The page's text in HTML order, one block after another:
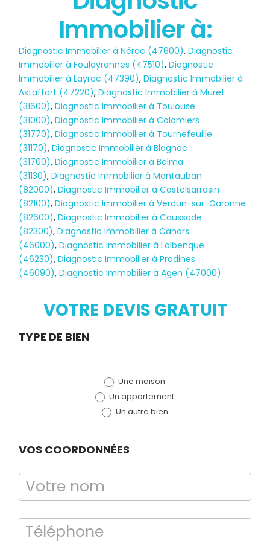
Diagnostic
Immobilier à:
Diagnostic Immobilier à Nérac (47600),Diagnostic
Immobilier à Foulayronnes (47510),Diagnostic
Immobilier à Layrac (47390),Diagnostic Immobilier à
Astaffort (47220),Diagnostic Immobilier à Muret
(31600),Diagnostic Immobilier à Toulouse
(31000),Diagnostic Immobilier à Colomiers
(31770),Diagnostic Immobilier à Tournefeuille
(31170),Diagnostic Immobilier à Blagnac
(31700),Diagnostic Immobilier à Balma
(31130),Diagnostic Immobilier à Montauban
(82000),Diagnostic Immobilier à Castelsarrasin
(82100),Diagnostic Immobilier à Verdun-sur-Garonne
(82600),Diagnostic Immobilier à Caussade
(82300),Diagnostic Immobilier à Cahors
(46000),Diagnostic Immobilier à Lalbenque
(46230),Diagnostic Immobilier à Pradines
(46090),Diagnostic Immobilier à Agen (47000)
VOTRE DEVIS GRATUIT
Demande
TYPE DE BIEN
Une maison
Un appartement
Un autre bien
VOS COORDONNÉES